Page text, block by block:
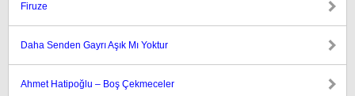
Firuze
Daha Senden Gayrı Aşık Mı Yoktur
Ahmet Hatipoğlu – Boş Çekmeceler